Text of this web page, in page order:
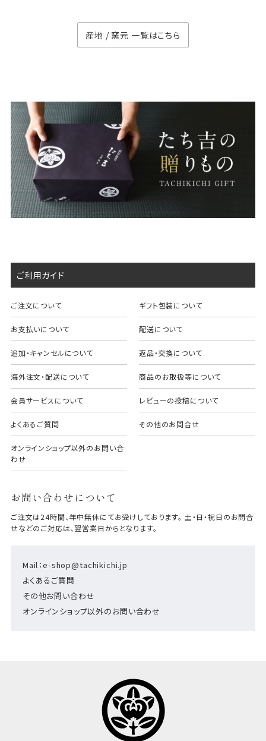
産地 / 窯元 一覧はこちら
ご利用ガイド
ご注文について ギフト包装について
お支払いについて 配送について
追加・キャンセルについて 返品・交換について
海外注文・配送について 商品のお取扱等について
会員サービスについて レビューの投稿について
よくあるご質問 その他のお問合せ
オンラインショップ以外のお問い合
わせ
お問い合わせについて
Mail：e-shop@tachikichi.jp
よくあるご質問
その他お問い合わせ
オンラインショップ以外のお問い合わせ
ご注文は24時間、年中無休にてお受けしております。 土・日・祝日のお問合
せなどのご対応は、翌営業日からとなります。